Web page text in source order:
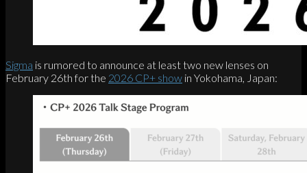
Sigma is rumored to announce at least two new lenses on
February 26th for the 2026 CP+ show in Yokohama, Japan: